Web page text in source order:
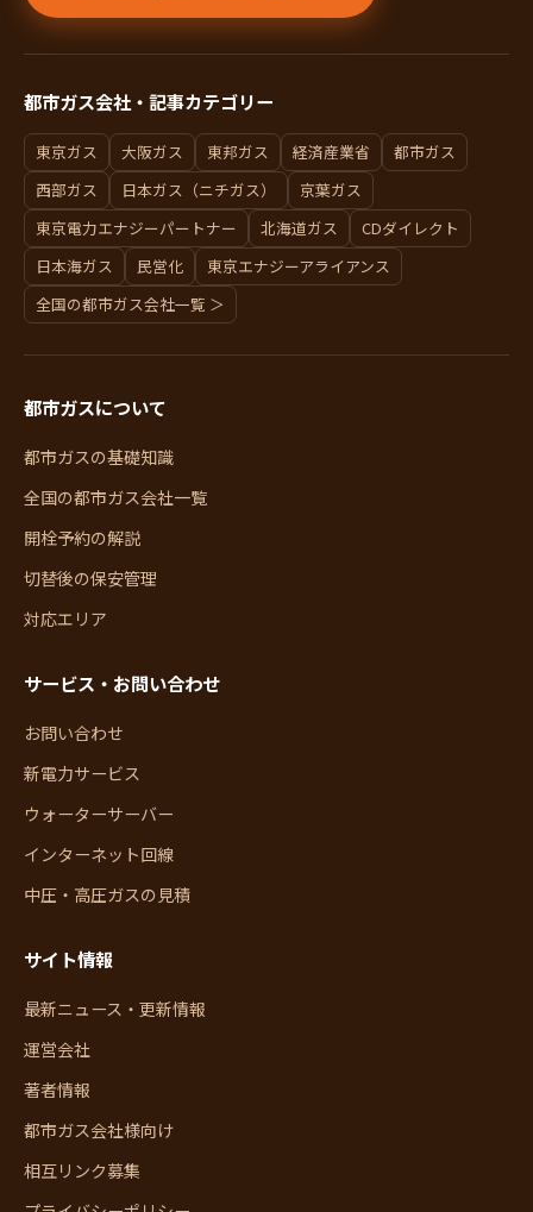
都市ガス会社・記事カテゴリー
東京ガス 大阪ガス 東邦ガス 経済産業省
都市ガス
西部ガス
日本ガス（ニチガス）
京葉ガス
東京電力エナジーパートナー
北海道ガス
CDダイレクト
日本海ガス
民営化
東京エナジーアライアンス
全国の都市ガス会社一覧 ＞
都市ガスについて
都市ガスの基礎知識
全国の都市ガス会社一覧
開栓予約の解説
切替後の保安管理
対応エリア
サービス・お問い合わせ
お問い合わせ
新電力サービス
ウォーターサーバー
インターネット回線
中圧・高圧ガスの見積
サイト情報
最新ニュース・更新情報
運営会社
著者情報
都市ガス会社様向け
相互リンク募集